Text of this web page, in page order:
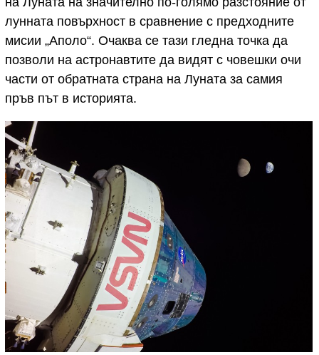
лунната повърхност в сравнение с предходните
мисии „Аполо“. Очаква се тази гледна точка да
позволи на астронавтите да видят с човешки очи
части от обратната страна на Луната за самия
пръв път в историята.